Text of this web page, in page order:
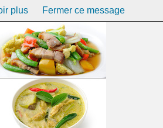
Se connecter
plus Fermer ce message